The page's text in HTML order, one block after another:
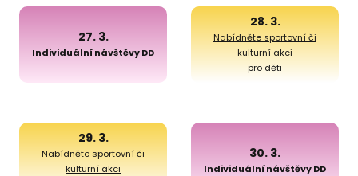
27. 3.
Individuální návštěvy DD
28. 3.
Nabídněte sportovní či
kulturní akci
pro děti
29. 3.
Nabídněte sportovní či
kulturní akci
30. 3.
Individuální návštěvy DD